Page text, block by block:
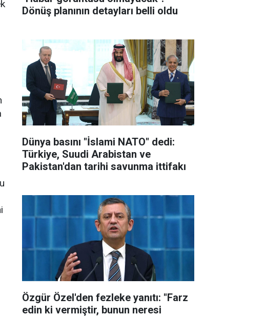
Dönüş planının detayları belli oldu
Dünya basını "İslami NATO" dedi:
Türkiye, Suudi Arabistan ve
Pakistan'dan tarihi savunma ittifakı
Özgür Özel'den fezleke yanıtı: "Farz
edin ki vermiştir, bunun neresi